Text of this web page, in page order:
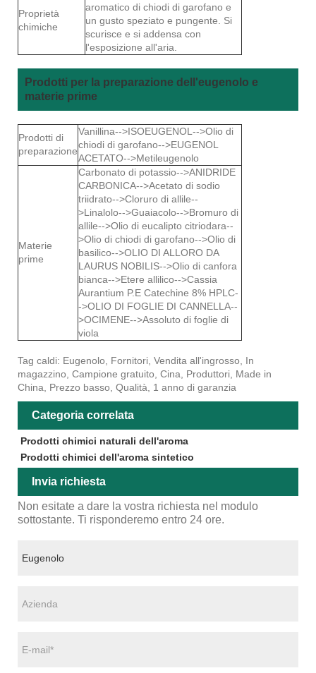
Proprietà
chimiche
aromatico di chiodi di garofano e
un gusto speziato e pungente. Si
scurisce e si addensa con
l'esposizione all'aria.
Prodotti per la preparazione dell'eugenolo e
materie prime
Prodotti di
preparazione
Vanillina-->ISOEUGENOL-->Olio di
chiodi di garofano-->EUGENOL
ACETATO-->Metileugenolo
Materie
prime
Carbonato di potassio-->ANIDRIDE
CARBONICA-->Acetato di sodio
triidrato-->Cloruro di allile--
>Linalolo-->Guaiacolo-->Bromuro di
allile-->Olio di eucalipto citriodara--
>Olio di chiodi di garofano-->Olio di
basilico-->OLIO DI ALLORO DA
LAURUS NOBILIS-->Olio di canfora
bianca-->Etere allilico-->Cassia
Aurantium P.E Catechine 8% HPLC-
->OLIO DI FOGLIE DI CANNELLA--
>OCIMENE-->Assoluto di foglie di
viola
Tag caldi: Eugenolo, Fornitori, Vendita all'ingrosso, In
magazzino, Campione gratuito, Cina, Produttori, Made in
China, Prezzo basso, Qualità, 1 anno di garanzia
Categoria correlata
Prodotti chimici naturali dell'aroma
Prodotti chimici dell'aroma sintetico
Invia richiesta
Non esitate a dare la vostra richiesta nel modulo
sottostante. Ti risponderemo entro 24 ore.